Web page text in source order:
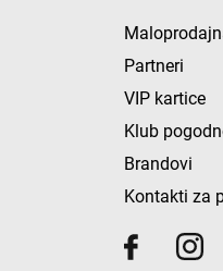
Partneri
VIP kartice
Klub
Brandovi
Kontakti za